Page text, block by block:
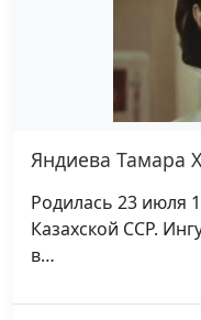
Яндиева Тамара
Родилась 23 июля
Казахской ССР.
в…